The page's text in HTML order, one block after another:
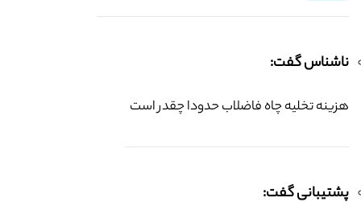
ناشناس گفت:
هزینه تخلیه چاه فاضلاب حدودا چقدر است
پشتیبانی گفت: